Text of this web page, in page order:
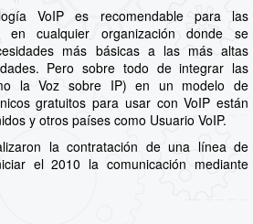
VoIP es recomendable para las
en cualquier organización donde se
más básicas a las más altas
Pero sobre todo de integrar las
la Voz sobre IP) en un modelo de
gratuitos para usar con VoIP están
y otros países como Usuario VoIP.
la contratación de una línea de
el 2010 la comunicación mediante